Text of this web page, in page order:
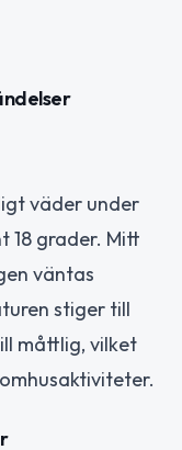
väder under
18 grader. Mitt
väntas
stiger till
måttlig, vilket